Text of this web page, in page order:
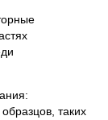
таких